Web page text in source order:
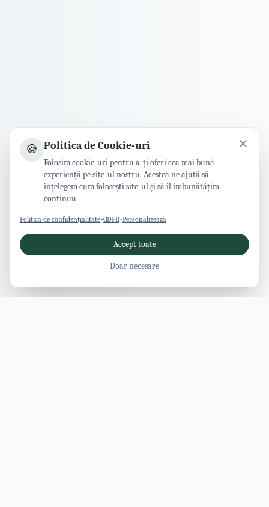
🍪 Politica de Cookie-uri
Folosim cookie-uri pentru a-ți oferi cea mai bună
experiență pe site-ul nostru. Acestea ne ajută să
înțelegem cum folosești site-ul și să îl îmbunătățim
continuu.
Politica de confidențialitate•GDPR•Personalizează
Accept toate
Doar necesare